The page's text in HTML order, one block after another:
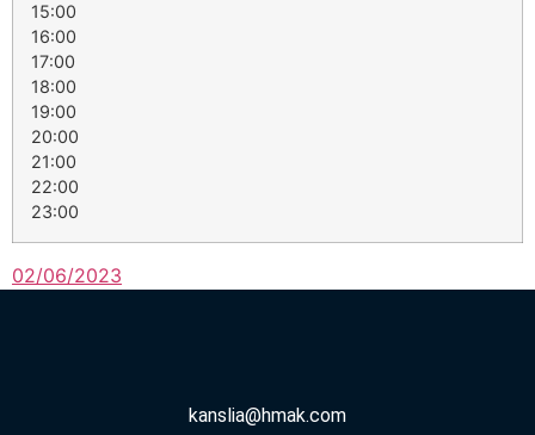
15:00
16:00
17:00
18:00
19:00
20:00
21:00
22:00
23:00
02/06/2023
kanslia@hmak.com